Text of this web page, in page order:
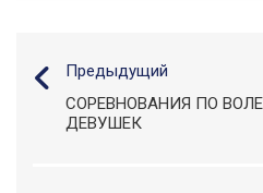
Предыдущий
СОРЕВНОВАНИЯ ПО
ДЕВУШЕК